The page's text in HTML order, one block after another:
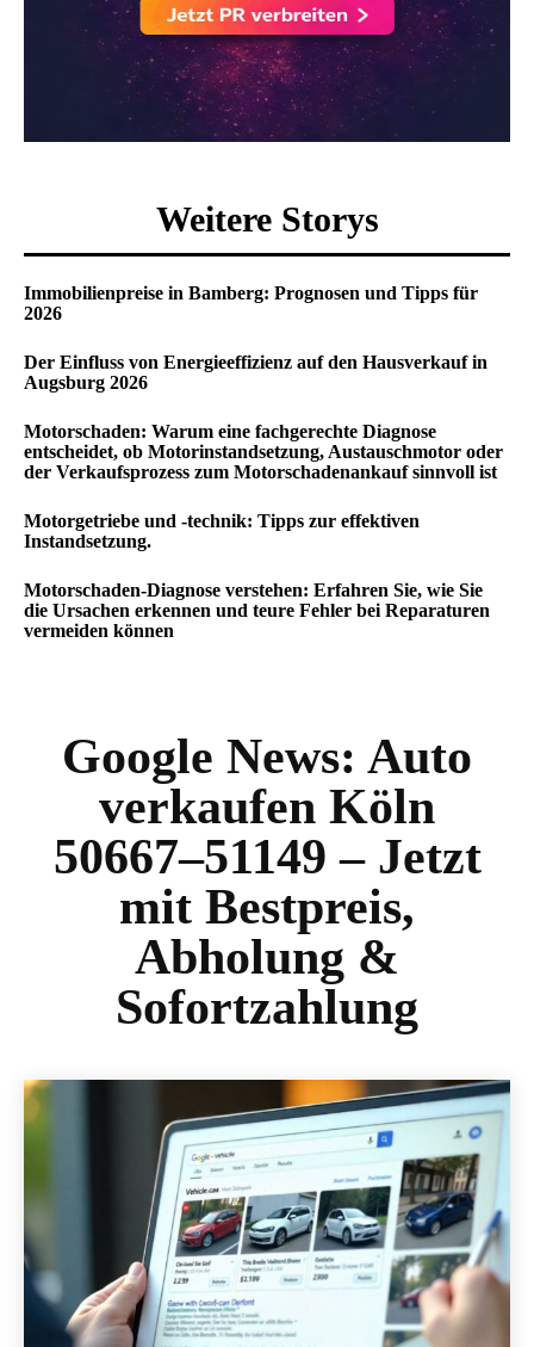
Weitere Storys
Immobilienpreise in Bamberg: Prognosen und Tipps für
2026
Der Einfluss von Energieeffizienz auf den Hausverkauf in
Augsburg 2026
Motorschaden: Warum eine fachgerechte Diagnose
entscheidet, ob Motorinstandsetzung, Austauschmotor oder
der Verkaufsprozess zum Motorschadenankauf sinnvoll ist
Motorgetriebe und -technik: Tipps zur effektiven
Instandsetzung.
Motorschaden-Diagnose verstehen: Erfahren Sie, wie Sie
die Ursachen erkennen und teure Fehler bei Reparaturen
vermeiden können
Google News: Auto
verkaufen Köln
50667–51149 – Jetzt
mit Bestpreis,
Abholung &
Sofortzahlung